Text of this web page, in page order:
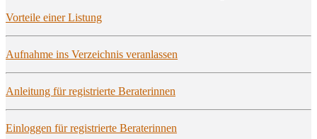
Vor­tei­le einer Listung
Auf­nah­me ins Ver­zeich­nis veranlassen
Anlei­tung für regis­trier­te Beraterinnen
Ein­log­gen für regis­trier­te Beraterinnen